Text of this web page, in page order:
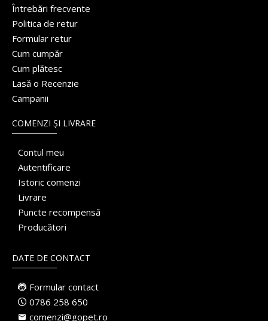
Întrebări frecvente
Politica de retur
Formular retur
Cum cumpăr
Cum plătesc
Lasă o Recenzie
Campanii
COMENZI ȘI LIVRARE
Contul meu
Autentificare
Istoric comenzi
Livrare
Puncte recompensă
Producători
DATE DE CONTACT
Formular contact
0786 258 650
comenzi@gopet.ro